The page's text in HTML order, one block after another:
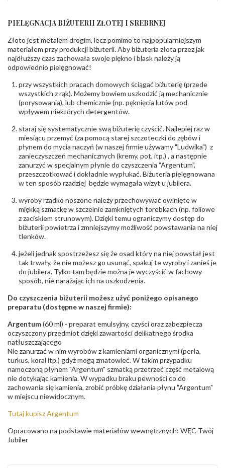
INNE PARAMETRY
Producent
odpowiedzialny:
PZ Stelmach Sp. z o.o. ul. Północna 22 45-805
Opole; NIP 7542889545; Tel. +48 77 54 90 100;
biuro@stelmach.pl
Bezpieczeństwo
ostrzeżenia:
Nie nadaje się dla dzieci w wieku poniżej 3 lat
zawierają nikiel
PIELĘGNACJA BIŻUTERII ZŁOTEJ I SREBRNEJ
Złoto jest metalem drogim, lecz pomimo to najpopularniejszym
materiałem przy produkcji biżuterii. Aby biżuteria złota przez jak
najdłuższy czas zachowała swoje piękno i blask należy ją
odpowiednio pielęgnować!
przy wszystkich pracach domowych ściągać biżuterię (przede
wszystkich z rąk). Możemy bowiem uszkodzić ją mechanicznie
(porysowania), lub chemicznie (np. pęknięcia lutów pod
wpływem niektórych detergentów.
staraj się systematycznie swą biżuterię czyścić. Najlepiej raz w
miesiącu przemyć (za pomocą starej szczoteczki do zębów i
płynem do mycia naczyń (w naszej firmie używamy "Ludwika") z
zanieczyszczeń mechanicznych (kremy, pot, itp.) , a następnie
zanurzyć w specjalnym płynie do czyszczenia "Argentum",
przeszczotkować i dokładnie wypłukać. Biżuteria pielęgnowana
w ten sposób rzadziej będzie wymagała wizyt u jubilera.
wyroby rzadko noszone należy przechowywać owinięte w
miękką szmatkę w szczelnie zamkniętych torebkach (np. foliowe
z zaciskiem strunowym). Dzięki temu ograniczymy dostęp do
biżuterii powietrza i zmniejszymy możliwość powstawania na niej
tlenków.
jeżeli jednak spostrzeżesz się że osad który na niej powstał jest
tak trwały, że nie możesz go usunąć, spakuj te wyroby i zanieś je
do jubilera. Tylko tam będzie można je wyczyścić w fachowy
sposób, nie narażając ich na uszkodzenia.
Do czyszczenia biżuterii możesz użyć poniżego opisanego
preparatu (dostępne w naszej firmie):
Argentum(60 ml) - preparat emulsyjny, czyści oraz zabezpiecza
oczyszczony przedmiot dzięki zawartości delikatnego środka
natłuszczającego
Nie zanurzać w nim wyrobów z kamieniami organicznymi (perła,
turkus, koral itp.) gdyż mogą zmatowieć. W takim przypadku
namoczoną płynem "Argentum" szmatką przetrzeć część metalową
nie dotykając kamienia. W wypadku braku pewności co do
zachowania się kamienia, zrobić próbkę działania płynu "Argentum"
w miejscu niewidocznym.
Tutaj kupisz Argentum
Opracowano na podstawie materiałów wewnętrznych: WĘC-Twój
Jubiler